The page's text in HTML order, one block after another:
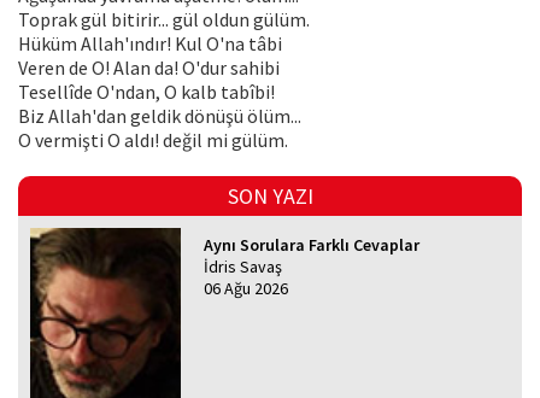
Toprak gül bitirir... gül oldun gülüm.
Hüküm Allah'ındır! Kul O'na tâbi
Veren de O! Alan da! O'dur sahibi
Tesellîde O'ndan, O kalb tabîbi!
Biz Allah'dan geldik dönüşü ölüm...
O vermişti O aldı! değil mi gülüm.
SON YAZI
Aynı Sorulara Farklı Cevaplar
İdris Savaş
06 Ağu 2026